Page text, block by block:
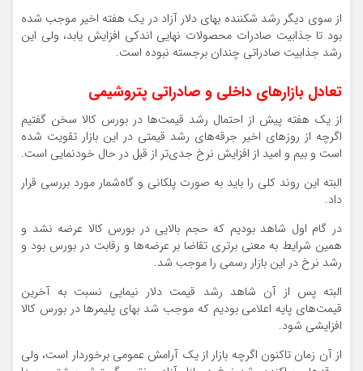
از سوی دیگر رشد شکننده بهای دلار آزاد در یک هفته اخیر موجب شده
بود تا جذابیت صادرات محصولات نهایی اندکی افزایش یابد، ولی این
رشد جذابیت صادراتی چندان برجسته نبوده است.
تعادل بازارهای داخلی و صادراتی پتروشیمی
از یک هفته پیش از احتمال رشد قیمت‌ها در بورس کالا سخن گفتیم
اگرچه از روزهای اخیر جرقه‌های رشد قیمتی در این بازار تقویت شده
است و بیم و امید از افزایش نرخ جدی‌تر از قبل در حال خودنمایی است.
البته این روند کلی را باید به‌ صورت پلکانی و گاه‌شمار مورد بررسی قرار
داد.
در گام اول شاهد بودیم که حجم بالایی در بورس کالا عرضه نشد و
همین شرایط به معنی برتری تقاضا بر عرضه‌ها و رقابت در بورس بود و
رشد نرخ در این بازار رسمی را موجب شد.
البته پس از آن شاهد رشد قیمت دلار نیمایی نسبت به آخرین
قیمت‌های پایه اعلامی بودیم که موجب شد بهای پلیمرها در بورس کالا
افزایشی شود.
از آن زمان تاکنون اگرچه بازار از یک آرامش عمومی برخوردار است، ولی